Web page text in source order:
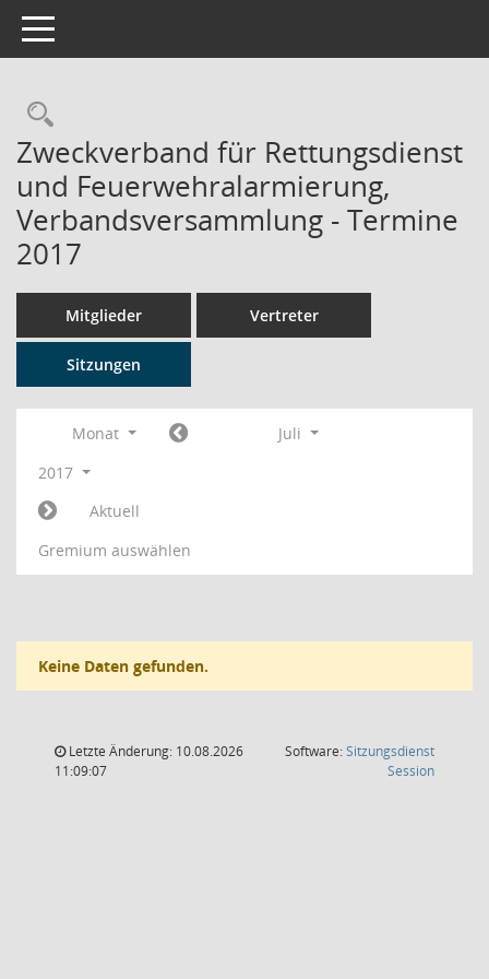
Toggle navigation
Rechercheauswahl
Zweckverband für Rettungsdienst
und Feuerwehralarmierung,
Verbandsversammlung - Termine
2017
Mitglieder Vertreter
Sitzungen
Monat
Juli
2017
Aktuell
Gremium auswählen
Keine Daten gefunden.
Letzte Änderung: 10.08.2026
11:09:07
Software:Sitzungsdienst
Session(Wird in